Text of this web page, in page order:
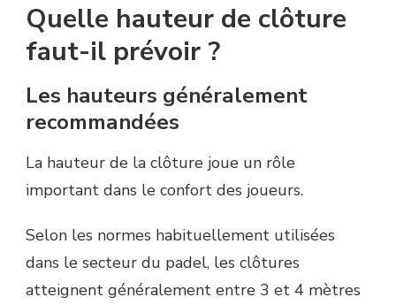
Quelle hauteur de clôture
faut-il prévoir ?
Les hauteurs généralement
recommandées
La hauteur de la clôture joue un rôle
important dans le confort des joueurs.
Selon les normes habituellement utilisées
dans le secteur du padel, les clôtures
atteignent généralement entre 3 et 4 mètres